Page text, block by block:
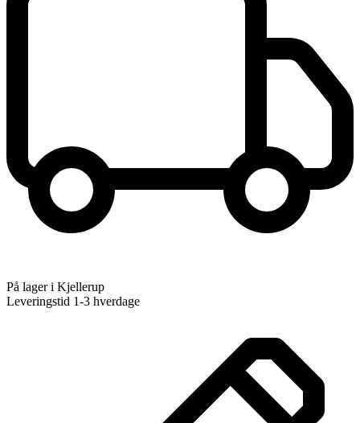
På lager i Kjellerup
Leveringstid 1-3 hverdage